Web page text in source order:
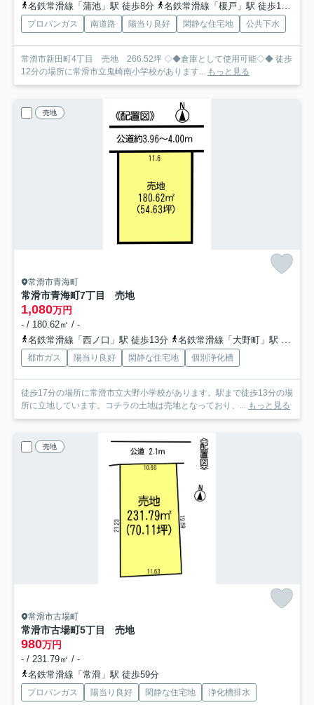
名鉄常滑線「蒲池」駅 徒歩8分
名鉄常滑線「榎戸」駅 徒歩11分
プロパンガス 南道路 陽当り良好 閑静な住宅地 公共下水
常滑市新田町4丁目 売地 266.52坪 ◇◆倉庫として使用可能◇◆ 徒歩
12分の場所に常滑市立鬼崎南小学校があります... もっと見る
売地
常滑市青海町
常滑市青海町7丁目 売地
1,080万円
- / 180.62㎡ / -
名鉄常滑線「西ノ口」駅 徒歩13分
名鉄常滑線「大野町」駅 徒歩21分
都市ガス 陽当り良好 閑静な住宅地 個別浄化槽
徒歩17分の場所に常滑市立大野小学校があります。駅まで徒歩13分の場
所に立地しています。コチラの土地は売地となっており、... もっと見る
売地
常滑市古場町
常滑市古場町5丁目 売地
980万円
- / 231.79㎡ / -
名鉄常滑線「常滑」駅 徒歩59分
プロパンガス 陽当り良好 閑静な住宅地 浄化槽排水